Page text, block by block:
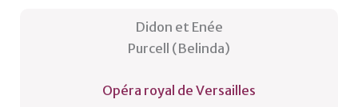
Didon et Enée
Purcell (Belinda)
Opéra royal de Versailles